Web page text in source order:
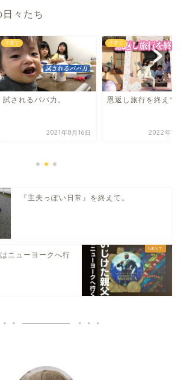
々たち
子育て
試されるパパ力。
2021年8月16日
子育て
恩返し旅行を終えて
2022年10
『主夫っぽい日常』を終えて。
ニューヨークへ行